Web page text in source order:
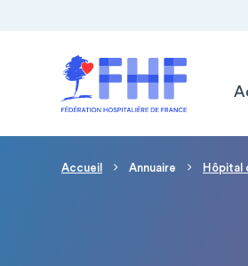
Fil d'Ariane
Accueil Annuaire Hôpital